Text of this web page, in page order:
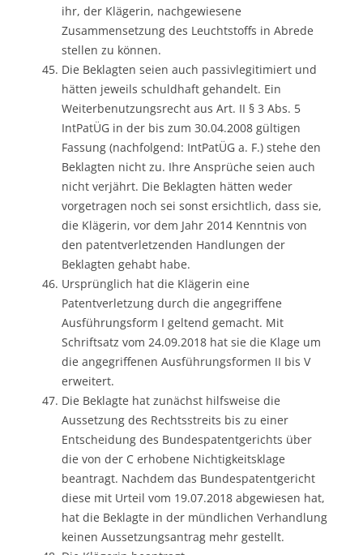
ihr, der Klägerin, nachgewiesene
Zusammensetzung des Leuchtstoffs in Abrede
stellen zu können.
Die Beklagten seien auch passivlegitimiert und
hätten jeweils schuldhaft gehandelt. Ein
Weiterbenutzungsrecht aus Art. II § 3 Abs. 5
IntPatÜG in der bis zum 30.04.2008 gültigen
Fassung (nachfolgend: IntPatÜG a. F.) stehe den
Beklagten nicht zu. Ihre Ansprüche seien auch
nicht verjährt. Die Beklagten hätten weder
vorgetragen noch sei sonst ersichtlich, dass sie,
die Klägerin, vor dem Jahr 2014 Kenntnis von
den patentverletzenden Handlungen der
Beklagten gehabt habe.
Ursprünglich hat die Klägerin eine
Patentverletzung durch die angegriffene
Ausführungsform I geltend gemacht. Mit
Schriftsatz vom 24.09.2018 hat sie die Klage um
die angegriffenen Ausführungsformen II bis V
erweitert.
Die Beklagte hat zunächst hilfsweise die
Aussetzung des Rechtsstreits bis zu einer
Entscheidung des Bundespatentgerichts über
die von der C erhobene Nichtigkeitsklage
beantragt. Nachdem das Bundespatentgericht
diese mit Urteil vom 19.07.2018 abgewiesen hat,
hat die Beklagte in der mündlichen Verhandlung
keinen Aussetzungsantrag mehr gestellt.